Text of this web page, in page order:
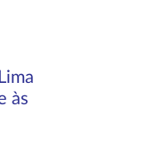
às